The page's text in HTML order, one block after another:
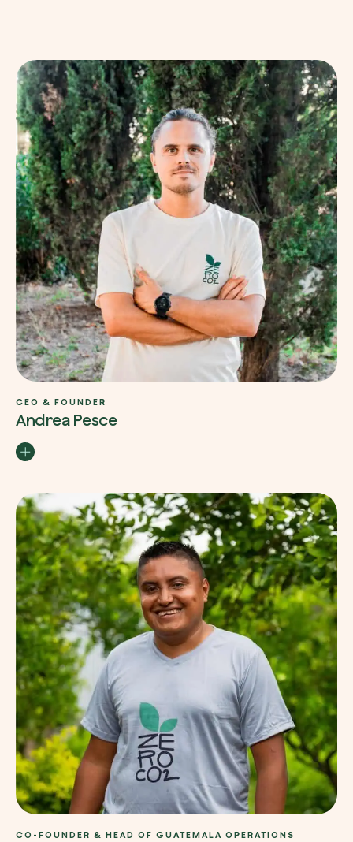
CEO & FOUNDER
Andrea Pesce
CO-FOUNDER & HEAD OF GUATEMALA OPERATIONS